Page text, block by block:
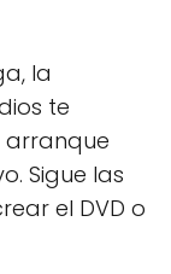
la
te
arranque
Sigue las
el DVD o